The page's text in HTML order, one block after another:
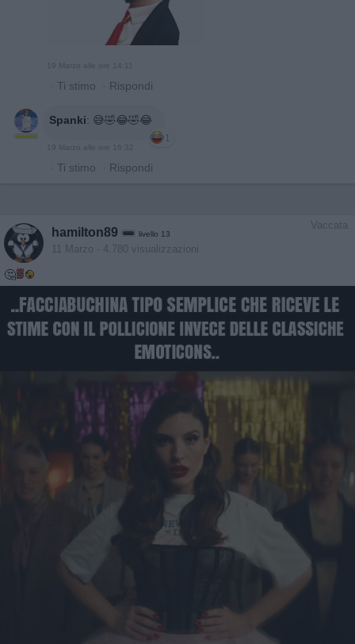
19 Marzo alle ore 14:11
· Ti stimo · Rispondi
Spanki: 😅🤣😂🤣😂
1
19 Marzo alle ore 16:32
· Ti stimo · Rispondi
Vaccata
hamilton89 livello 13
11 Marzo - 4.780 visualizzazioni
🤔